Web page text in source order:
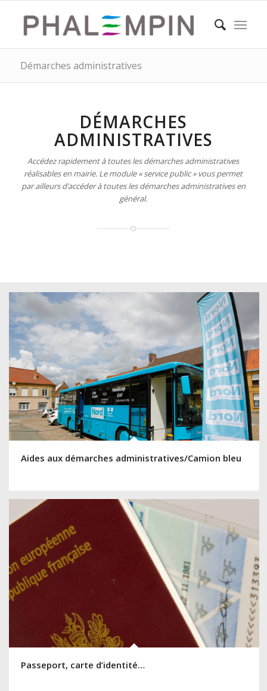
Démarches administratives
DÉMARCHES
ADMINISTRATIVES
Accédez rapidement à toutes les démarches administratives
réalisables en mairie. Le module « service public » vous permet
par ailleurs d’accéder à toutes les démarches administratives en
général.
Aides aux démarches administratives/Camion bleu
Passeport, carte d’identité…